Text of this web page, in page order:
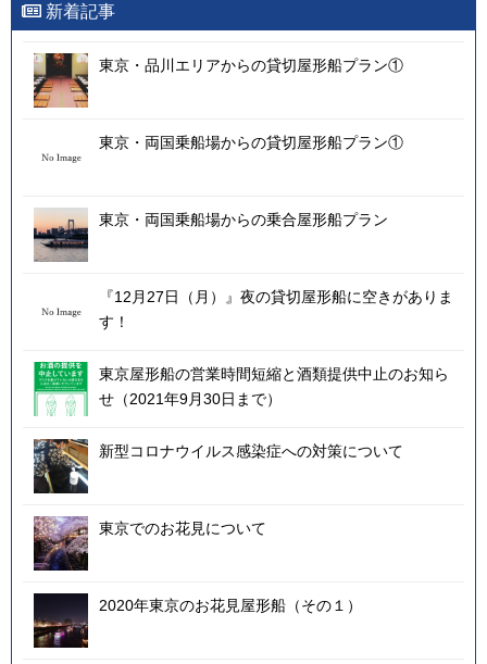
新着記事
東京・品川エリアからの貸切屋形船プラン①
東京・両国乗船場からの貸切屋形船プラン①
東京・両国乗船場からの乗合屋形船プラン
『12月27日（月）』夜の貸切屋形船に空きがありま
す！
東京屋形船の営業時間短縮と酒類提供中止のお知ら
せ（2021年9月30日まで）
新型コロナウイルス感染症への対策について
東京でのお花見について
2020年東京のお花見屋形船（その１）